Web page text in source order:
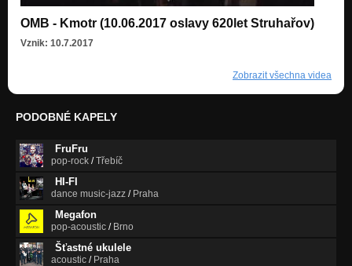
OMB - Kmotr (10.06.2017 oslavy 620let Struhařov)
Vznik: 10.7.2017
Zobrazit všechna videa
PODOBNÉ KAPELY
FruFru
pop-rock /Třebíč
HI-FI
dance music-jazz / Praha
Megafon
pop-acoustic / Brno
Šťastné ukulele
acoustic / Praha